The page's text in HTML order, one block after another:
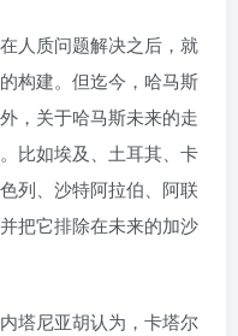
人质问题解决之后，就
构建。但迄今，哈马斯
，关于哈马斯未来的走
比如埃及、土耳其、卡
列、沙特阿拉伯、阿联
把它排除在未来的加沙
塔尼亚胡认为，卡塔尔